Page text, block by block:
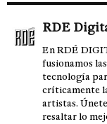
RDE
En RDÉ
fusionamos
tecnología
críticamente
artistas.
resaltar lo